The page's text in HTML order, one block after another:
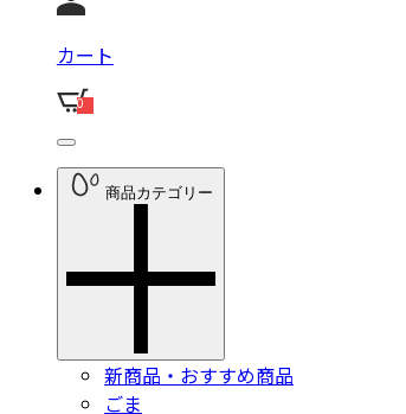
カート
0
商品カテゴリー
新商品・おすすめ商品
ごま